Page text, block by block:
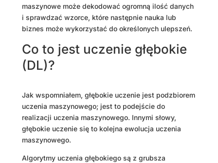
maszynowe może dekodować ogromną ilość danych
i sprawdzać wzorce, które następnie nauka lub
biznes może wykorzystać do określonych ulepszeń.
Co to jest uczenie głębokie
(DL)?
Jak wspomniałem, głębokie uczenie jest podzbiorem
uczenia maszynowego; jest to podejście do
realizacji uczenia maszynowego. Innymi słowy,
głębokie uczenie się to kolejna ewolucja uczenia
maszynowego.
Algorytmy uczenia głębokiego są z grubsza